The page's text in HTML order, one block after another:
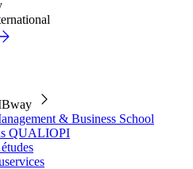
& Business School
QUALIOPI